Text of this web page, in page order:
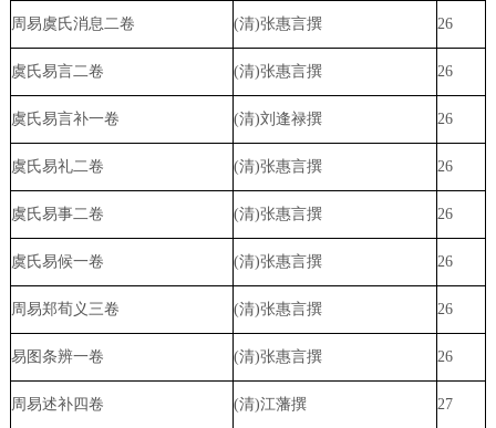
周易虞氏消息二卷 (清)张惠言撰 26
虞氏易言二卷 (清)张惠言撰 26
虞氏易言补一卷 (清)刘逢禄撰 26
虞氏易礼二卷 (清)张惠言撰 26
虞氏易事二卷 (清)张惠言撰 26
虞氏易候一卷 (清)张惠言撰 26
周易郑荀义三卷 (清)张惠言撰 26
易图条辨一卷 (清)张惠言撰 26
周易述补四卷 (清)江藩撰 27